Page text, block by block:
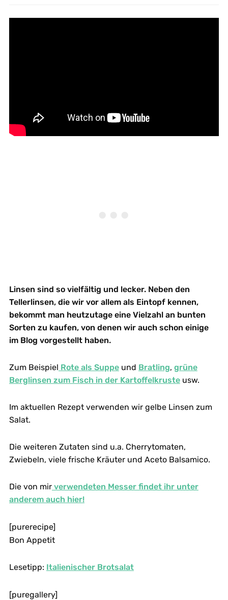
Linsen sind so vielfältig und lecker. Neben den
Tellerlinsen, die wir vor allem als Eintopf kennen,
bekommt man heutzutage eine Vielzahl an bunten
Sorten zu kaufen, von denen wir auch schon einige
im Blog vorgestellt haben.
Zum Beispiel Rote als Suppeund Bratling, grüne
Berglinsen zum Fisch in der Kartoffelkrusteusw.
Im aktuellen Rezept verwenden wir gelbe Linsen zum
Salat.
Die weiteren Zutaten sind u.a. Cherrytomaten,
Zwiebeln, viele frische Kräuter und Aceto Balsamico.
Die von mirverwendeten Messer findet ihr unter
anderem auch hier!
[purerecipe]
Bon Appetit
Lesetipp: Italienischer Brotsalat
[puregallery]